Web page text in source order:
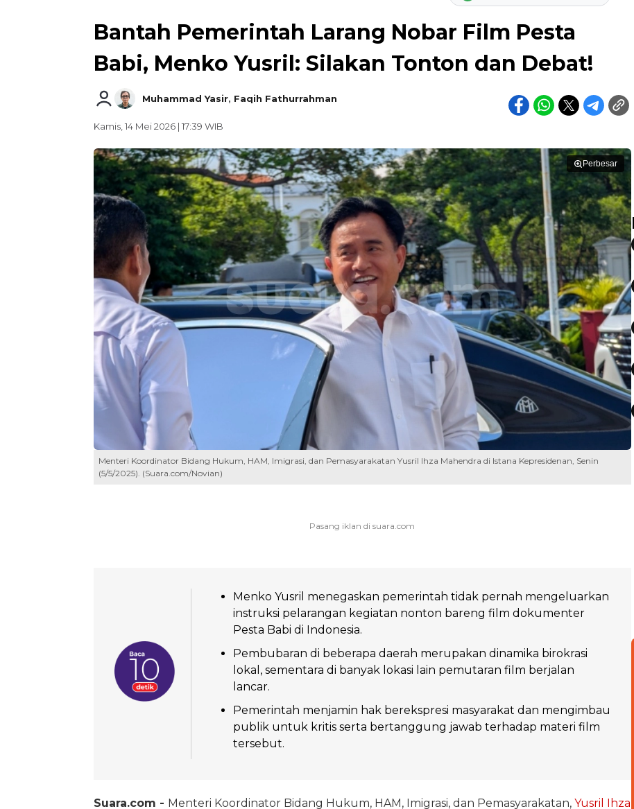
Bantah Pemerintah Larang Nobar Film Pesta
Babi, Menko Yusril: Silakan Tonton dan Debat!
Muhammad Yasir, Faqih Fathurrahman
Kamis, 14 Mei 2026 | 17:39 WIB
Perbesar
Menteri Koordinator Bidang Hukum, HAM, Imigrasi, dan Pemasyarakatan Yusril Ihza Mahendra di Istana Kepresidenan, Senin
(5/5/2025). (Suara.com/Novian)
Menko Yusril menegaskan pemerintah tidak pernah mengeluarkan
instruksi pelarangan kegiatan nonton bareng film dokumenter
Pesta Babi di Indonesia.
Pembubaran di beberapa daerah merupakan dinamika birokrasi
lokal, sementara di banyak lokasi lain pemutaran film berjalan
lancar.
Pemerintah menjamin hak berekspresi masyarakat dan mengimbau
publik untuk kritis serta bertanggung jawab terhadap materi film
tersebut.
Suara.com - Menteri Koordinator Bidang Hukum, HAM, Imigrasi, dan Pemasyarakatan, Yusril Ihza